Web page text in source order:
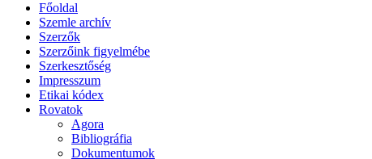
Főoldal
Szemle archív
Szerzők
Szerzőink figyelmébe
Szerkesztőség
Impresszum
Etikai kódex
Rovatok
Agora
Bibliográfia
Dokumentumok